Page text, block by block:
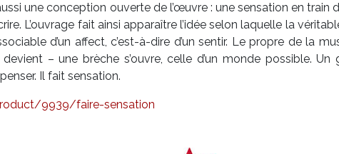
une conception ouverte de l’œuvre : une sensation en
L’ouvrage fait ainsi apparaître l’idée selon laquelle la
d’un affect, c’est-à-dire d’un sentir. Le propre de la
– une brèche s’ouvre, celle d’un monde possible.
Il fait sensation.
9939/faire-sensation